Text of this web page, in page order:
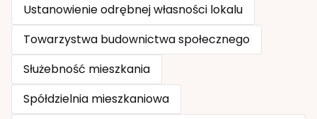
Ustanowienie odrębnej własności lokalu
Towarzystwa budownictwa społecznego
Służebność mieszkania
Spółdzielnia mieszkaniowa